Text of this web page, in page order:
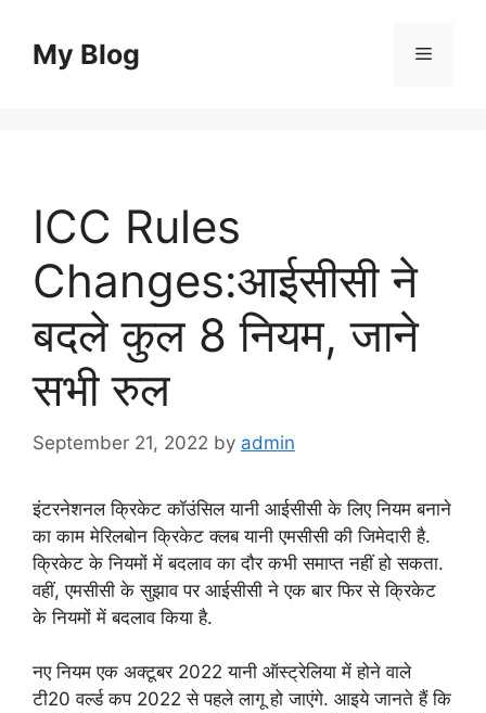
contentMy Blog Menu
ICC Rules
Changes:आईसीसी ने
बदले कुल 8 नियम, जाने
सभी रुल
September 21, 2022 by admin
इंटरनेशनल क्रिकेट कॉउंसिल यानी आईसीसी के लिए नियम बनाने
का काम मेरिलबोन क्रिकेट क्लब यानी एमसीसी की जिमेदारी है.
क्रिकेट के नियमों में बदलाव का दौर कभी समाप्त नहीं हो सकता.
वहीं, एमसीसी के सुझाव पर आईसीसी ने एक बार फिर से क्रिकेट
के नियमों में बदलाव किया है.
नए नियम एक अक्टूबर 2022 यानी ऑस्ट्रेलिया में होने वाले
टी20 वर्ल्ड कप 2022 से पहले लागू हो जाएंगे. आइये जानते हैं कि